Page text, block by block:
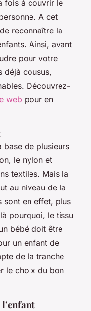
fois à couvrir le
A cet
reconnaître la
Ainsi, avant
pour votre
déjà cousus,
Découvrez-
web pour en
base de plusieurs
le nylon et
textiles. Mais la
au niveau de la
sont en effet, plus
pourquoi, le tissu
bébé doit être
un enfant de
de la tranche
le choix du bon